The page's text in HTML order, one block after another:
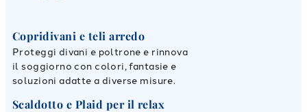
Copridivani e teli arredo
Proteggi divani e poltrone e rinnova
il soggiorno con colori, fantasie e
soluzioni adatte a diverse misure.
Scaldotto e Plaid per il relax